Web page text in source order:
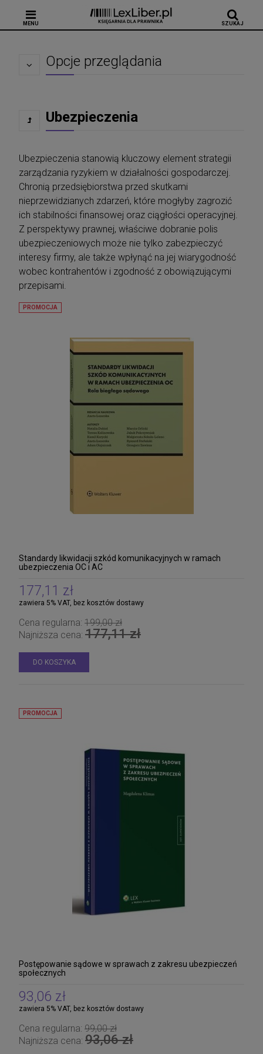
MENU SZUKAJ
Opcje przeglądania
Ubezpieczenia
Ubezpieczenia stanowią kluczowy element strategii
zarządzania ryzykiem w działalności gospodarczej.
Chronią przedsiębiorstwa przed skutkami
nieprzewidzianych zdarzeń, które mogłyby zagrozić
ich stabilności finansowej oraz ciągłości operacyjnej.
Z perspektywy prawnej, właściwe dobranie polis
ubezpieczeniowych może nie tylko zabezpieczyć
interesy firmy, ale także wpłynąć na jej wiarygodność
wobec kontrahentów i zgodność z obowiązującymi
przepisami.
Standardy likwidacji szkód komunikacyjnych w ramach
ubezpieczenia OC i AC
177,11 zł
zawiera 5% VAT, bez kosztów dostawy
Cena regularna: 199,00 zł
Najniższa cena: 177,11 zł
DO KOSZYKA
PROMOCJA
Postępowanie sądowe w sprawach z zakresu ubezpieczeń
społecznych
93,06 zł
zawiera 5% VAT, bez kosztów dostawy
Cena regularna: 99,00 zł
Najniższa cena: 93,06 zł
PROMOCJA